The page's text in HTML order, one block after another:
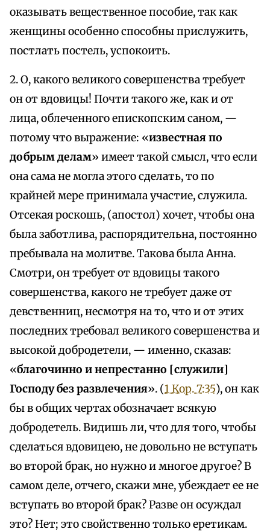
оказывать вещественное пособие, так как
женщины особенно способны прислужить,
постлать постель, успокоить.
2. О, какого великого совершенства требует
он от вдовицы! Почти такого же, как и от
лица, облеченного епископским саном, —
потому что выражение: «известная по
добрым делам» имеет такой смысл, что если
она сама не могла этого сделать, то по
крайней мере принимала участие, служила.
Отсекая роскошь, (апостол) хочет, чтобы она
была заботлива, распорядительна, постоянно
пребывала на молитве. Такова была Анна.
Смотри, он требует от вдовицы такого
совершенства, какого не требует даже от
девственниц, несмотря на то, что и от этих
последних требовал великого совершенства и
высокой добродетели, — именно, сказав:
«благочинно и непрестанно [служили]
Господу без развлечения». (1 Кор. 7:35), он как
бы в общих чертах обозначает всякую
добродетель. Видишь ли, что для того, чтобы
сделаться вдовицею, не довольно не вступать
во второй брак, но нужно и многое другое? В
самом деле, отчего, скажи мне, убеждает ее не
вступать во второй брак? Разве он осуждал
это? Нет; это свойственно только еретикам.